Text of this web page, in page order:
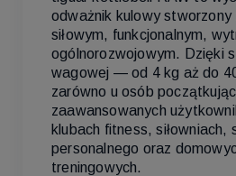
odważnik kulowy stworzony
siłowym, funkcjonalnym,
ogólnorozwojowym. Dzięki
wagowej — od 4 kg aż do
zarówno u osób
zaawansowanych
klubach fitness, siłowniach,
personalnego oraz
treningowych.